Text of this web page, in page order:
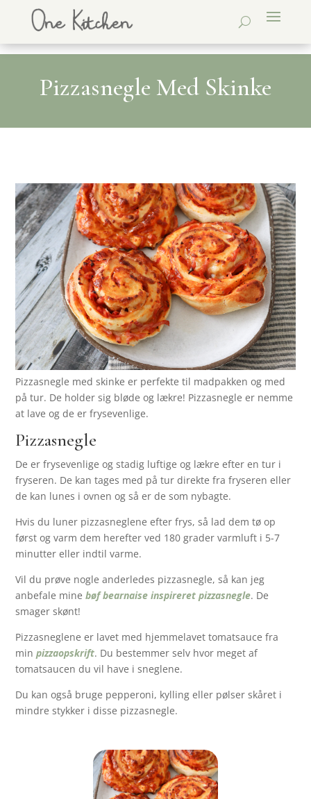
Pizzasnegle Med Skinke
Pizzasnegle med skinke er perfekte til madpakken og med
på tur. De holder sig bløde og lækre! Pizzasnegle er nemme
at lave og de er frysevenlige.
Pizzasnegle
De er frysevenlige og stadig luftige og lækre efter en tur i
fryseren. De kan tages med på tur direkte fra fryseren eller
de kan lunes i ovnen og så er de som nybagte.
Hvis du luner pizzasneglene efter frys, så lad dem tø op
først og varm dem herefter ved 180 grader varmluft i 5-7
minutter eller indtil varme.
Vil du prøve nogle anderledes pizzasnegle, så kan jeg
anbefale mine bøf bearnaise inspireret pizzasnegle. De
smager skønt!
Pizzasneglene er lavet med hjemmelavet tomatsauce fra
minpizzaopskrift. Du bestemmer selv hvor meget af
tomatsaucen du vil have i sneglene.
Du kan også bruge pepperoni, kylling eller pølser skåret i
mindre stykker i disse pizzasnegle.